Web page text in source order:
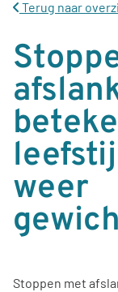
Terug naar
weer
Stoppen met